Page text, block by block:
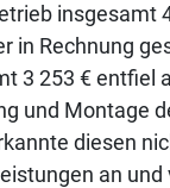
insgesamt
in Rechnung
3 253 € entfiel
und Montage
diesen
an und